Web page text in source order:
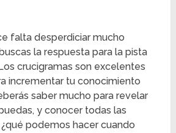
falta desperdiciar mucho
la respuesta para la pista
crucigramas son excelentes
incrementar tu conocimiento
saber mucho para revelar
y conocer todas las
podemos hacer cuando